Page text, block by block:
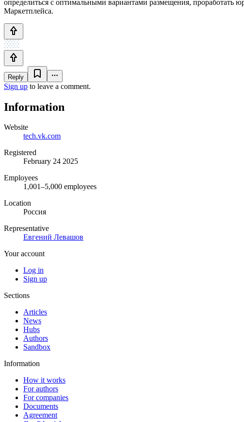
определиться с оптимальными вариантами размещения, проработать
Маркетплейса.
Reply
Sign up to leave a comment.
Information
Website
tech.vk.com
Registered
February 24 2025
Employees
1,001–5,000 employees
Location
Россия
Representative
Евгений Левашов
Your account
Log in
Sign up
Sections
Articles
News
Hubs
Authors
Sandbox
Information
How it works
For authors
For companies
Documents
Agreement